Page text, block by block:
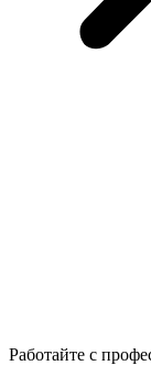
Работайте с